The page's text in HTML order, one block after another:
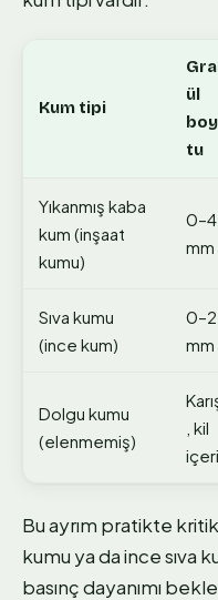
Kum tipi
ül
tu
Yıkanmış kaba
kum (inşaat
kumu)
0–4
mm
Sıva kumu
(ince kum)
0–2
mm
Dolgu kumu
(elenmemiş)
, kil
Bu ayrım pratikte
kumu ya da ince sıva
basınç dayanımı